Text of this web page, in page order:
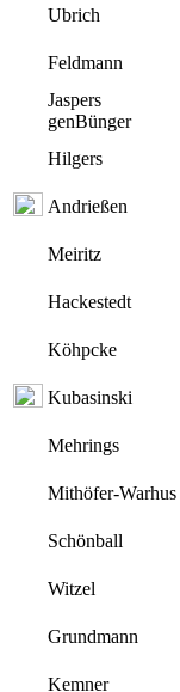
Ubrich
Feldmann
Jaspers
genBünger
Hilgers
Andrießen
Meiritz
Hackestedt
Köhpcke
Kubasinski
Mehrings
Mithöfer-Warhus
Schönball
Witzel
Grundmann
Kemner